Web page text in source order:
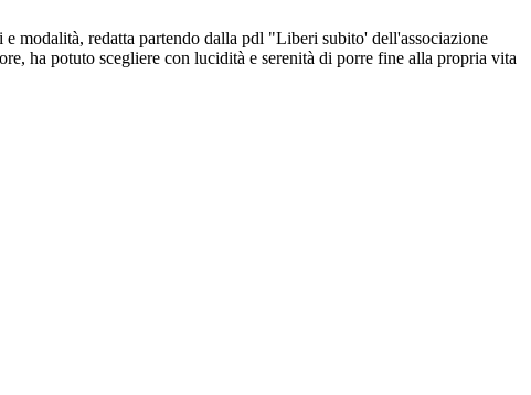
e modalità, redatta partendo dalla pdl "Liberi subito' dell'associazione
ha potuto scegliere con lucidità e serenità di porre fine alla propria vita